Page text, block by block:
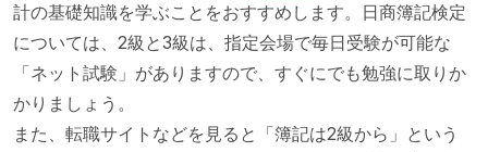
計の基礎知識を学ぶことをおすすめします。日商簿記検定
については、2級と3級は、指定会場で毎日受験が可能な
「ネット試験」がありますので、すぐにでも勉強に取りか
かりましょう。
また、転職サイトなどを見ると「簿記は2級から」という